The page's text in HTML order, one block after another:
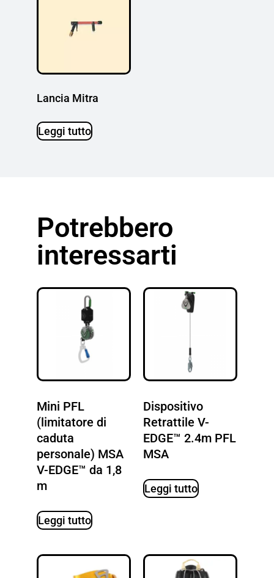
Lancia Mitra
Leggi tutto
Potrebbero
interessarti
Mini PFL
(limitatore di
caduta
personale) MSA
V-EDGE™ da 1,8
m
Leggi tutto
Dispositivo
Retrattile V-
EDGE™ 2.4m PFL
MSA
Leggi tutto